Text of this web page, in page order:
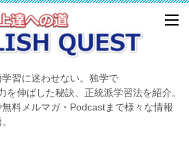
習に迷わせない。独学で
伸ばした秘訣、正統派学習法を紹介。
料メルマガ・Podcastまで様々な情報